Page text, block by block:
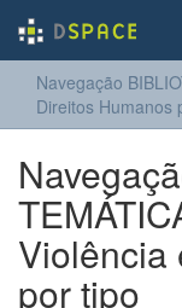
Navegação
Direitos Humanos
Violência
por tipo